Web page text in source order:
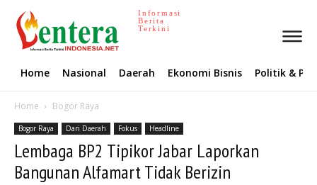
Informasi
Berita
Terkini
Home Nasional Daerah Ekonomi Bisnis Politik &
Home Bogor Raya
Bogor Raya Dari Daerah Fokus Headline
Lembaga BP2 Tipikor Jabar Laporkan
Bangunan Alfamart Tidak Berizin